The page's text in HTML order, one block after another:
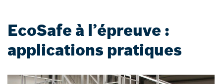
EcoSafe à l’épreuve :
applications pratiques